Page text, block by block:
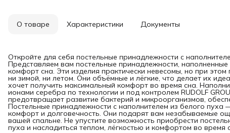
О товаре Характеристики Документы
Откройте для себя постельные принадлежности с
Представляем вам постельные принадлежности,
комфорт сна. Эти изделия практически невесомы, но при
ни зимой, ни летом. Они объёмные и лёгкие, что делает их
хочет получить максимальный комфорт во время сна.
ионами серебра по технологии и под контролем RUDOLF
предотвращает развитие бактерий и микроорганизмов,
Постельные принадлежности с наполнителем из белого пуха
комфорт и долговечность. Они подарят вам незабываемые
вашей спальне. Не упустите возможность приобрести
пуха и насладиться теплом, лёгкостью и комфортом во время